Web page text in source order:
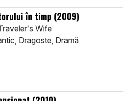
în timp (2009)
Wife
Dragoste, Dramă